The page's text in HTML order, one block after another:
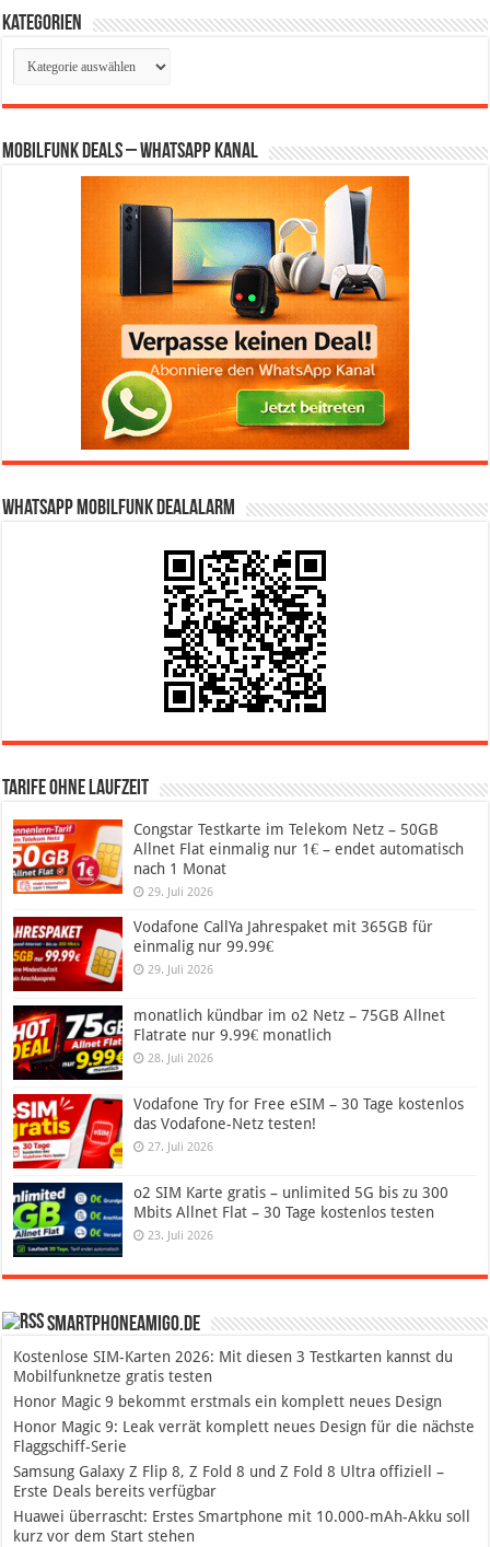
Kategorien
Kategorien
Mobilfunk Deals – WhatsApp Kanal
WhatsApp Mobilfunk DealAlarm
Tarife ohne Laufzeit
Congstar Testkarte im Telekom Netz – 50GB
Allnet Flat einmalig nur 1€ – endet automatisch
nach 1 Monat
29. Juli 2026
Vodafone CallYa Jahrespaket mit 365GB für
einmalig nur 99.99€
29. Juli 2026
monatlich kündbar im o2 Netz – 75GB Allnet
Flatrate nur 9.99€ monatlich
28. Juli 2026
Vodafone Try for Free eSIM – 30 Tage kostenlos
das Vodafone-Netz testen!
27. Juli 2026
o2 SIM Karte gratis – unlimited 5G bis zu 300
Mbits Allnet Flat – 30 Tage kostenlos testen
23. Juli 2026
SmartphoneAmigo.de
Kostenlose SIM-Karten 2026: Mit diesen 3 Testkarten kannst du
Mobilfunknetze gratis testen
Honor Magic 9 bekommt erstmals ein komplett neues Design
Honor Magic 9: Leak verrät komplett neues Design für die nächste
Flaggschiff-Serie
Samsung Galaxy Z Flip 8, Z Fold 8 und Z Fold 8 Ultra offiziell –
Erste Deals bereits verfügbar
Huawei überrascht: Erstes Smartphone mit 10.000-mAh-Akku soll
kurz vor dem Start stehen